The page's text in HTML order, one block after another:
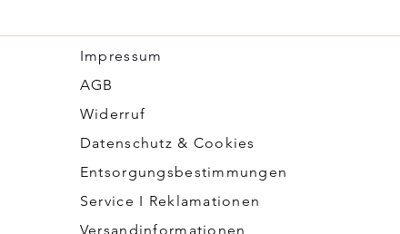
Impressum
​AGB
Widerruf
Datenschutz & Cookies
Entsorgungsbestimmungen
Service I Reklamationen
Versandinformationen